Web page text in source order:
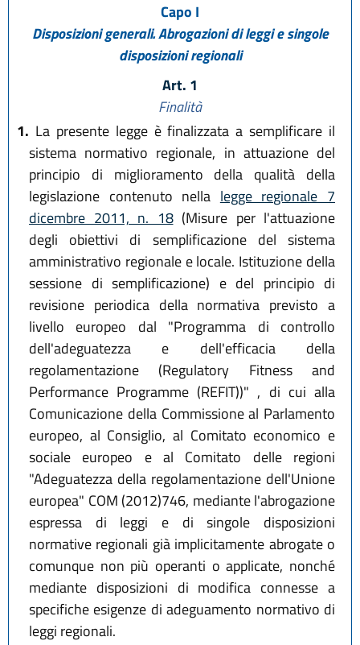
Capo I
Disposizioni generali. Abrogazioni di leggi e singole
disposizioni regionali
Art. 1
Finalità
1. La presente legge è finalizzata a semplificare il
sistema normativo regionale, in attuazione del
principio di miglioramento della qualità della
legislazione contenuto nella legge regionale 7
dicembre 2011, n. 18(Misure per l'attuazione
degli obiettivi di semplificazione del sistema
amministrativo regionale e locale. Istituzione della
sessione di semplificazione) e del principio di
revisione periodica della normativa previsto a
livello europeo dal "Programma di controllo
dell'adeguatezza e dell'efficacia della
regolamentazione (Regulatory Fitness and
Performance Programme (REFIT))" , di cui alla
Comunicazione della Commissione al Parlamento
europeo, al Consiglio, al Comitato economico e
sociale europeo e al Comitato delle regioni
"Adeguatezza della regolamentazione dell'Unione
europea" COM (2012)746, mediante l'abrogazione
espressa di leggi e di singole disposizioni
normative regionali già implicitamente abrogate o
comunque non più operanti o applicate, nonché
mediante disposizioni di modifica connesse a
specifiche esigenze di adeguamento normativo di
leggi regionali.